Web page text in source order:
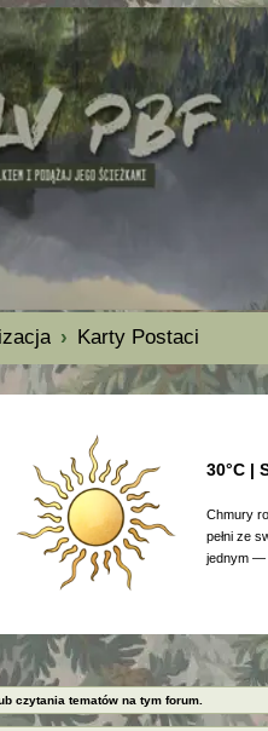
Karty Postaci
30°C |
Chmury
pełni ze
jednym —
czytania tematów na tym forum.